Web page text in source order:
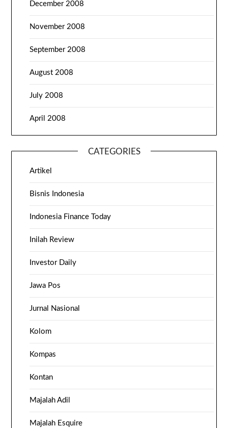
December 2008
November 2008
September 2008
August 2008
July 2008
April 2008
CATEGORIES
Artikel
Bisnis Indonesia
Indonesia Finance Today
Inilah Review
Investor Daily
Jawa Pos
Jurnal Nasional
Kolom
Kompas
Kontan
Majalah Adil
Majalah Esquire